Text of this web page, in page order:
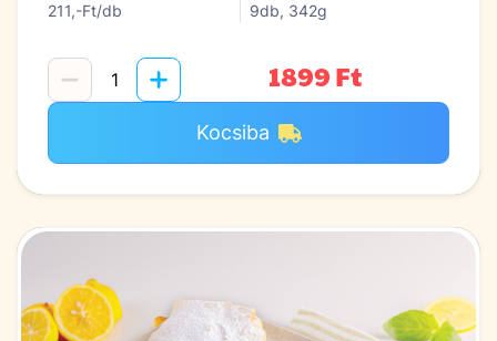
211,-Ft/db
9db, 342g
1899 Ft
Kocsiba